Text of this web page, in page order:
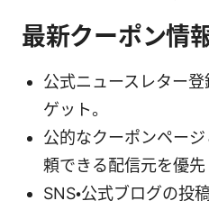
最新クーポン情
公式ニュースレター
ゲット。
公的なクーポンペー
頼できる配信元を優先
SNS・公式ブログの投